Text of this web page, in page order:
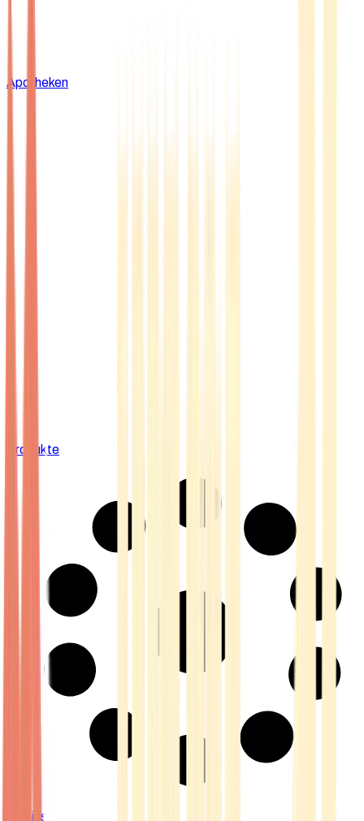
Apotheken
Produkte
Strains